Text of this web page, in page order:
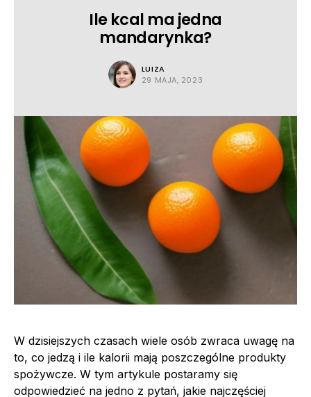
Ile kcal ma jedna
mandarynka?
LUIZA
29 MAJA, 2023
W dzisiejszych czasach wiele osób zwraca uwagę na
to, co jedzą i ile kalorii mają poszczególne produkty
spożywcze. W tym artykule postaramy się
odpowiedzieć na jedno z pytań, jakie najczęściej